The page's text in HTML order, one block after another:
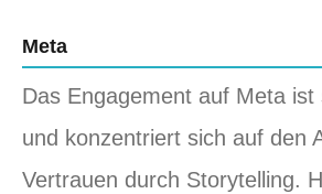
Meta
Das Engagement auf Meta
und konzentriert sich auf den
Vertrauen durch Storytelling.